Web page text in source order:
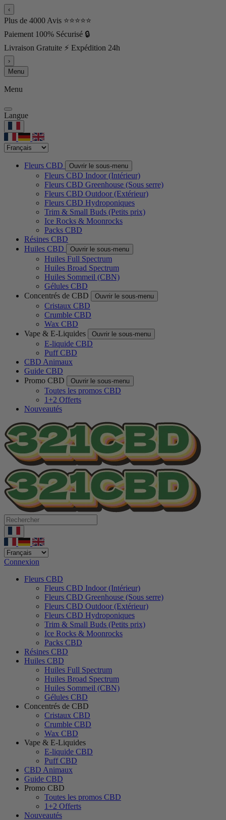
‹
Plus de 4000 Avis ⭐⭐⭐⭐⭐
Paiement 100% Sécurisé 🔒
Livraison Gratuite ⚡ Expédition 24h
›
Menu
Menu
Langue
Fleurs CBD Ouvrir le sous-menu
Fleurs CBD Indoor (Intérieur)
Fleurs CBD Greenhouse (Sous serre)
Fleurs CBD Outdoor (Extérieur)
Fleurs CBD Hydroponiques
Trim & Small Buds (Petits prix)
Ice Rocks & Moonrocks
Packs CBD
Résines CBD
Huiles CBD
Ouvrir le sous-menu
Huiles Full Spectrum
Huiles Broad Spectrum
Huiles Sommeil (CBN)
Gélules CBD
Concentrés de CBD
Ouvrir le sous-menu
Cristaux CBD
Crumble CBD
Wax CBD
Vape & E-Liquides
Ouvrir le sous-menu
E-liquide CBD
Puff CBD
CBD Animaux
Guide CBD
Promo CBD
Ouvrir le sous-menu
Toutes les promos CBD
1+2 Offerts
Nouveautés
Connexion
Fleurs CBD
Fleurs CBD Indoor (Intérieur)
Fleurs CBD Greenhouse (Sous serre)
Fleurs CBD Outdoor (Extérieur)
Fleurs CBD Hydroponiques
Trim & Small Buds (Petits prix)
Ice Rocks & Moonrocks
Packs CBD
Résines CBD
Huiles CBD
Huiles Full Spectrum
Huiles Broad Spectrum
Huiles Sommeil (CBN)
Gélules CBD
Concentrés de CBD
Cristaux CBD
Crumble CBD
Wax CBD
Vape & E-Liquides
E-liquide CBD
Puff CBD
CBD Animaux
Guide CBD
Promo CBD
Toutes les promos CBD
1+2 Offerts
Nouveautés